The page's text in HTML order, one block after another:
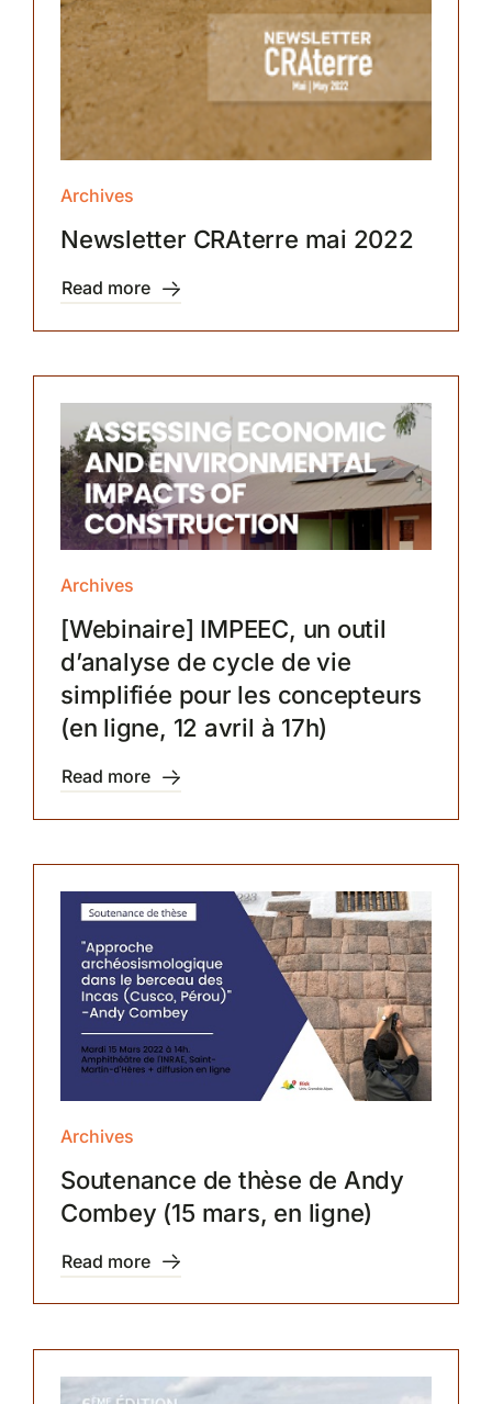
Archives
Newsletter CRAterre mai 2022
Read more
Archives
[Webinaire] IMPEEC, un outil
d’analyse de cycle de vie
simplifiée pour les concepteurs
(en ligne, 12 avril à 17h)
Read more
Archives
Soutenance de thèse de Andy
Combey (15 mars, en ligne)
Read more